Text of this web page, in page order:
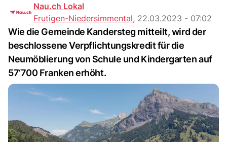
Nau.ch Lokal
Frutigen-Niedersimmental, 22.03.2023 - 07:02
Wie die Gemeinde Kandersteg mitteilt, wird der
beschlossene Verpflichtungskredit für die
Neumöblierung von Schule und Kindergarten auf
57‘700 Franken erhöht.